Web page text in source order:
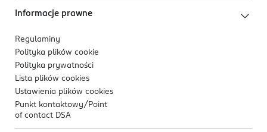
Informacje prawne
Regulaminy
Polityka plików cookie
Polityka prywatności
Lista plików cookies
Ustawienia plików cookies
Punkt kontaktowy/ Point
of contact DSA